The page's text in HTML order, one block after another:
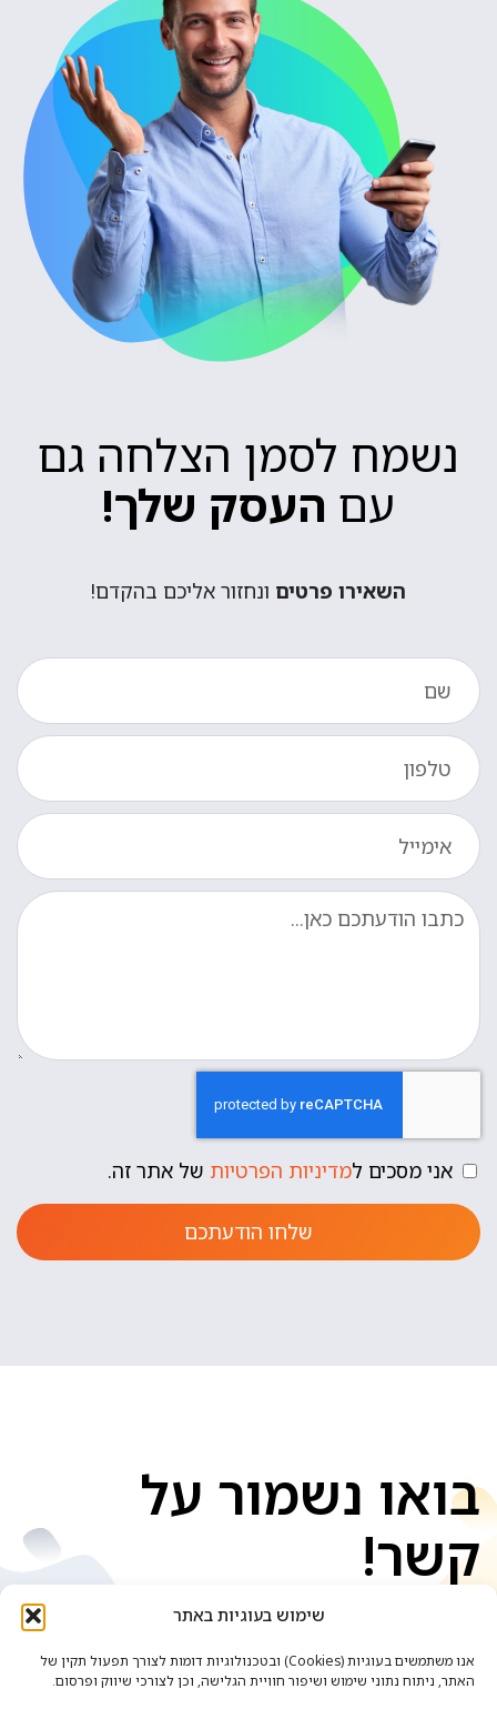
שימוש בעוגיות באתר
אנו משתמשים בעוגיות (Cookies) ובטכנולוגיות דומות לצורך תפעול תקין של
האתר, ניתוח נתוני שימוש ושיפור חוויית הגלישה, וכן לצורכי שיווק ופרסום.
נשמח לסמן הצלחה גם
עם העסק שלך!
השאירו פרטים ונחזור אליכם בהקדם!
אני מסכים למדיניות הפרטיות של אתר זה.
שלחו הודעתכם
בואו נשמור על
קשר!